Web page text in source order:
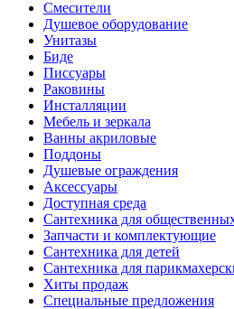
Смесители
Душевое оборудование
Унитазы
Биде
Писсуары
Раковины
Инсталляции
Мебель и зеркала
Ванны акриловые
Поддоны
Душевые ограждения
Аксессуары
Доступная среда
Cантехника для
Запчасти и комплектующие
Сантехника для детей
Сантехника для
Хиты продаж
Специальные предложения